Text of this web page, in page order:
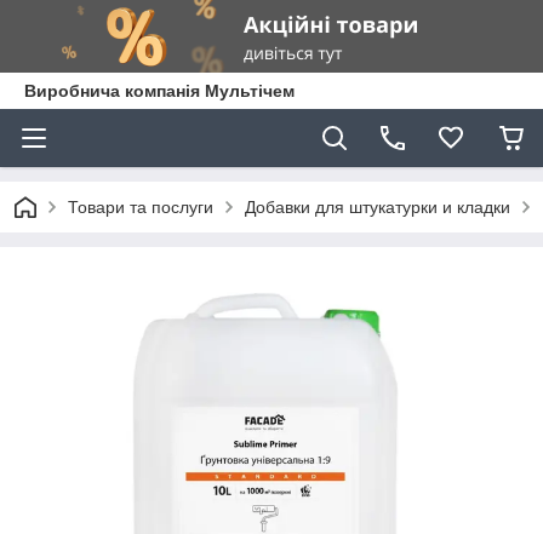
Виробнича компанія Мультічем
Товари та послуги Добавки для штукатурки и кладки